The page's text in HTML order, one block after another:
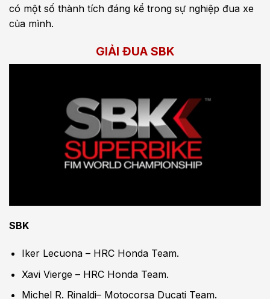
có một số thành tích đáng kể trong sự nghiệp đua xe
của mình.
GIẢI ĐUA SBK
SBK
Iker Lecuona – HRC Honda Team.
Xavi Vierge – HRC Honda Team.
Michel R. Rinaldi– Motocorsa Ducati Team.